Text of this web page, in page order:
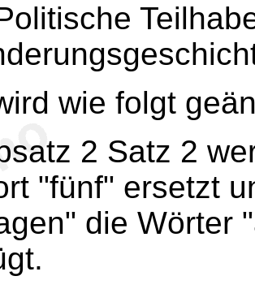
wie folgt
2 Satz 2
"fünf" ersetzt
die Wörter